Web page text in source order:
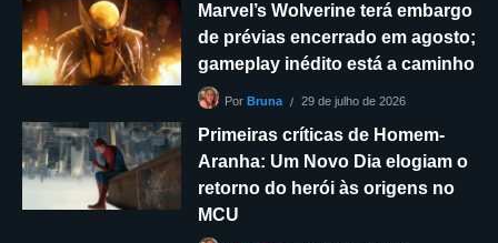
Marvel’s Wolverine terá embargo
de prévias encerrado em agosto;
gameplay inédito está a caminho
Por Bruna 29 de julho de 2026
Primeiras críticas de Homem-
Aranha: Um Novo Dia elogiam o
retorno do herói às origens no
MCU